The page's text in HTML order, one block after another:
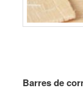
Barres de